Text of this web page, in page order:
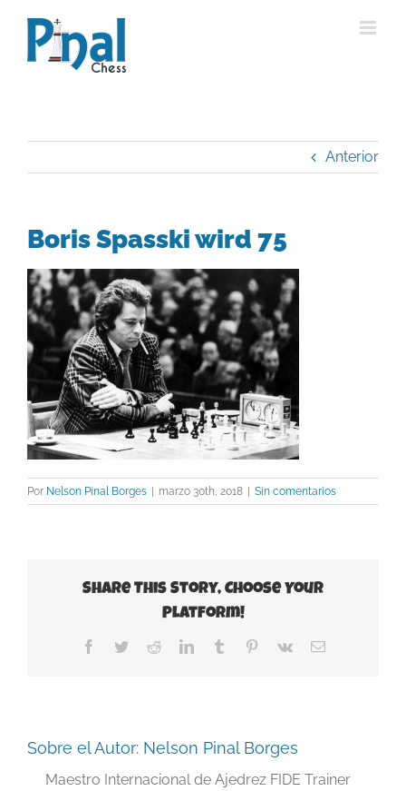
contenido
Anterior
Boris Spasski wird 75
Por Nelson Pinal Borges | marzo 30th, 2018 | Sin comentarios
Share This Story, Choose Your
Platform!
Facebook
TwitterRedditLinkedInTumblr Pinterest
Vk
Correo
Sobre el Autor: Nelson Pinal Borges
Maestro Internacional de Ajedrez FIDE Trainer